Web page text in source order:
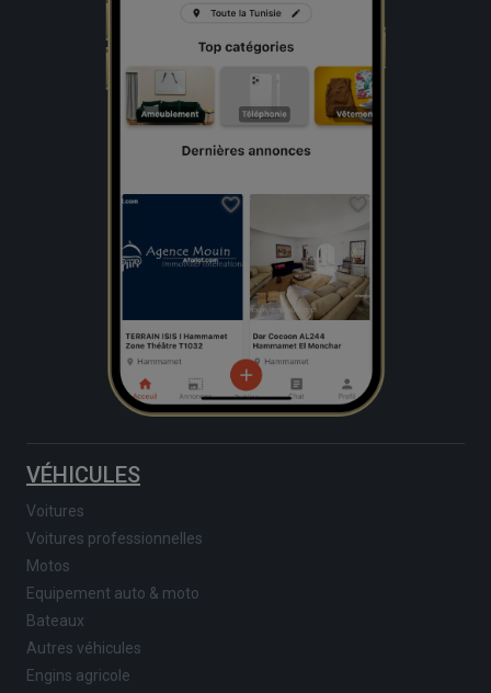
VÉHICULES
Voitures
Voitures professionnelles
Motos
Equipement auto & moto
Bateaux
Autres véhicules
Engins agricole